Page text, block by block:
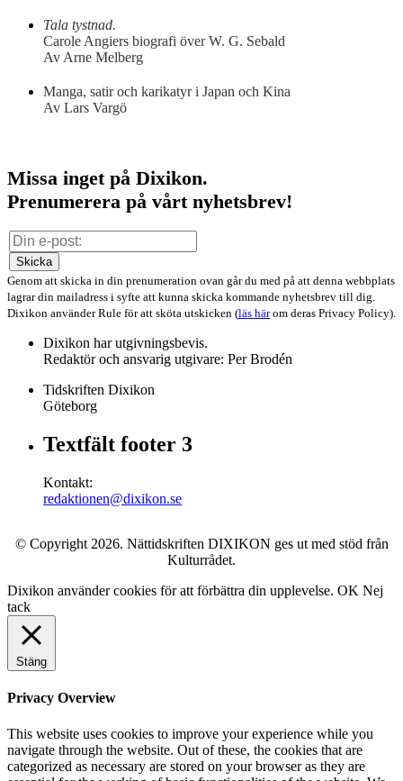
Tala tystnad.
Carole Angiers biografi över W. G. Sebald
Av Arne Melberg
Manga, satir och karikatyr i Japan och Kina
Av Lars Vargö
Missa inget på Dixikon.
Prenumerera på vårt nyhetsbrev!
Skicka
Genom att skicka in din prenumeration ovan går du med på att denna webbplats
lagrar din mailadress i syfte att kunna skicka kommande nyhetsbrev till dig.
Dixikon använder Rule för att sköta utskicken (läs härom deras Privacy Policy).
Dixikon har utgivningsbevis.
Redaktör och ansvarig utgivare: Per Brodén
Tidskriften Dixikon
Göteborg
Textfält footer 3
Kontakt:
redaktionen@dixikon.se
© Copyright 2026. Nättidskriften DIXIKON ges ut med stöd från
Kulturrådet.
Dixikon använder cookies för att förbättra din upplevelse. OK Nej
tack
Stäng
Privacy Overview
This website uses cookies to improve your experience while you
navigate through the website. Out of these, the cookies that are
categorized as necessary are stored on your browser as they are